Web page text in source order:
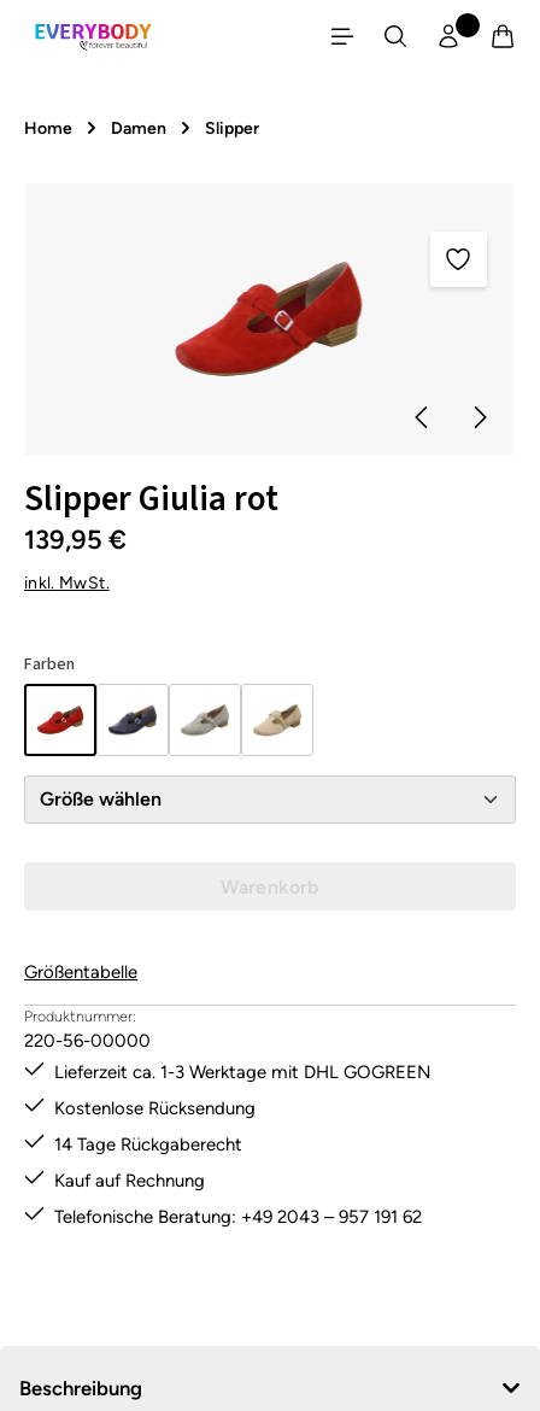
Zum Hauptinhalt springen
Home Damen Slipper
Slipper Giulia rot
139,95 €
inkl. MwSt.
Farben
Größe wählen
Warenkorb
Größentabelle
Produktnummer:
220-56-00000
Lieferzeit ca. 1-3 Werktage mit DHL GOGREEN
Kostenlose Rücksendung
14 Tage Rückgaberecht
Kauf auf Rechnung
Telefonische Beratung: +49 2043 – 957 191 62
Beschreibung